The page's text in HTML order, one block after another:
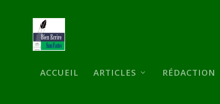
ACCUEIL ARTICLES RÉDACTION